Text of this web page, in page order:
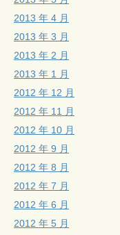
2013 年 4 月
2013 年 3 月
2013 年 2 月
2013 年 1 月
2012 年 12 月
2012 年 11 月
2012 年 10 月
2012 年 9 月
2012 年 8 月
2012 年 7 月
2012 年 6 月
2012 年 5 月